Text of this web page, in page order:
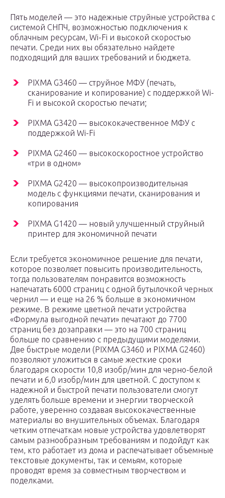
Пять моделей — это надежные струйные устройства с
системой СНПЧ, возможностью подключения к
облачным ресурсам, Wi-Fi и высокой скоростью
печати. Среди них вы обязательно найдете
подходящий для ваших требований и бюджета.
PIXMA G3460 — струйное МФУ (печать,
сканирование и копирование) с поддержкой Wi-
Fi и высокой скоростью печати;
PIXMA G3420 — высококачественное МФУ с
поддержкой Wi-Fi
PIXMA G2460 — высокоскоростное устройство
«три в одном»
PIXMA G2420 — высокопроизводительная
модель с функциями печати, сканирования и
копирования
PIXMA G1420 — новый улучшенный струйный
принтер для экономичной печати
Если требуется экономичное решение для печати,
которое позволяет повысить производительность,
тогда пользователям понравится возможность
напечатать 6000 страниц с одной бутылочкой черных
чернил — и еще на 26 % больше в экономичном
режиме. В режиме цветной печати устройства
«Формула выгодной печати» печатают до 7700
страниц без дозаправки — это на 700 страниц
больше по сравнению с предыдущими моделями.
Две быстрые модели (PIXMA G3460 и PIXMA G2460)
позволяют уложиться в самые жесткие сроки
благодаря скорости 10,8 изобр/мин для черно-белой
печати и 6,0 изобр/мин для цветной. С доступом к
надежной и быстрой печати пользователи смогут
уделять больше времени и энергии творческой
работе, уверенно создавая высококачественные
материалы во внушительных объемах. Благодаря
четким отпечаткам новые устройства удовлетворят
самым разнообразным требованиям и подойдут как
тем, кто работает из дома и распечатывает объемные
текстовые документы, так и семьям, которые
проводят время за совместным творчеством и
поделками.